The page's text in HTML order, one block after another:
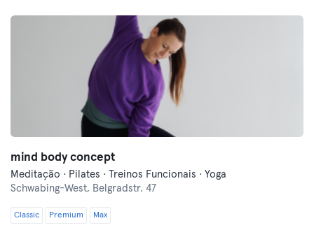
mind body concept
Meditação · Pilates · Treinos Funcionais · Yoga
Schwabing-West, Belgradstr. 47
Classic Premium Max